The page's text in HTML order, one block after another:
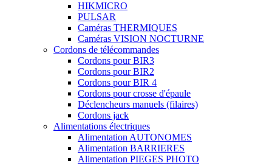
HIKMICRO
PULSAR
Caméras THERMIQUES
Caméras VISION NOCTURNE
Cordons de télécommandes
Cordons pour BIR3
Cordons pour BIR2
Cordons pour BIR 4
Cordons pour crosse d'épaule
Déclencheurs manuels (filaires)
Cordons jack
Alimentations électriques
Alimentation AUTONOMES
Alimentation BARRIERES
Alimentation PIEGES PHOTO